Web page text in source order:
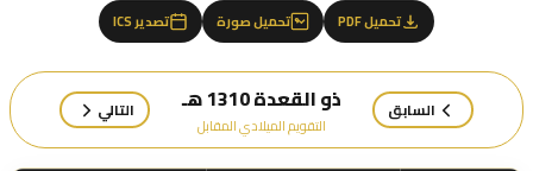
تحميل PDF تحميل صورة تصدير ICS
السابق ذو القعدة 1310 هـ
التقويم الميلادي المقابل
التالي